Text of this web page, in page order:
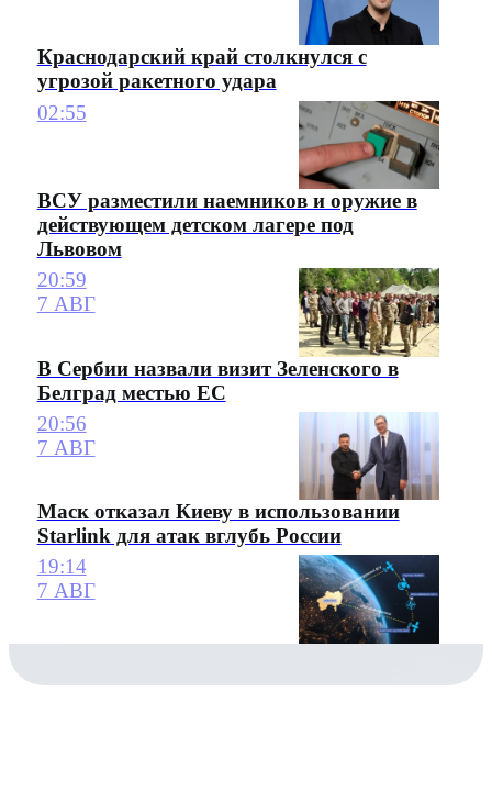
Краснодарский край столкнулся с
угрозой ракетного удара
02:55
ВСУ разместили наемников и оружие в
действующем детском лагере под
Львовом
20:59
7 АВГ
В Сербии назвали визит Зеленского в
Белград местью ЕС
20:56
7 АВГ
Маск отказал Киеву в использовании
Starlink для атак вглубь России
19:14
7 АВГ